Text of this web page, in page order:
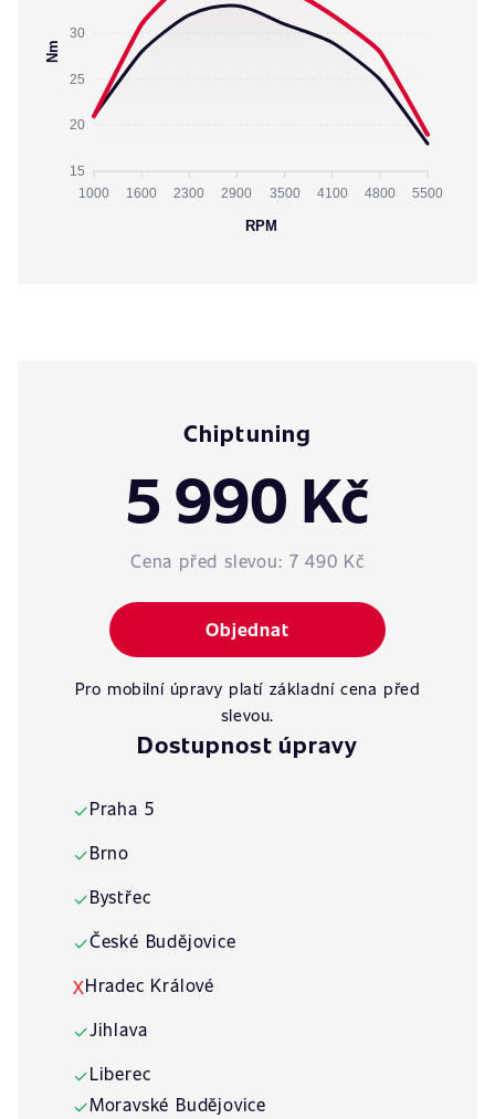
30
25
20
15
Nm
1000 1600 2300 2900 3500 4100 4800 5500
RPM
Chiptuning
5 990 Kč
Cena před slevou: 7 490 Kč
Objednat
Pro mobilní úpravy platí základní cena před
slevou.
Dostupnost úpravy
✓Praha 5
✓Brno
✓Bystřec
✓České Budějovice
XHradec Králové
✓Jihlava
✓Liberec
✓Moravské Budějovice